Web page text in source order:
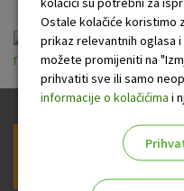
Opći uvjeti
nepotrošače.pdf
Prijava na newsletter
Ostale kolačiće koristimo
prikaz relevantnih oglasa
možete promijeniti na
prihvatiti sve ili samo
informacije o kolačićima i